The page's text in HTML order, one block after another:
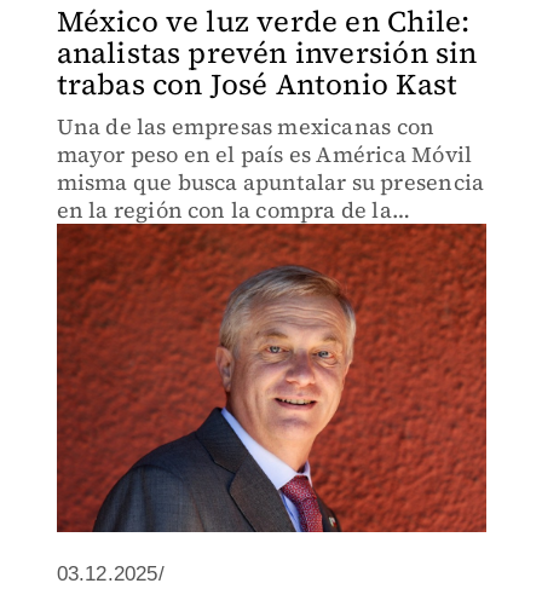
México ve luz verde en Chile:
analistas prevén inversión sin
trabas con José Antonio Kast
Una de las empresas mexicanas con
mayor peso en el país es América Móvil
misma que busca apuntalar su presencia
en la región con la compra de la
operación de Telefónica Chile.
03.12.2025/